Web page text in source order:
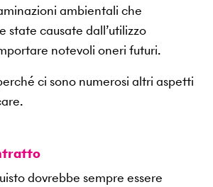
ambientali che
state causate dall’utilizzo
notevoli oneri futuri.
ci sono numerosi altri aspetti
dovrebbe sempre essere